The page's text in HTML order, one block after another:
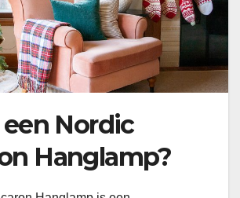
Nordic
Hanglamp?